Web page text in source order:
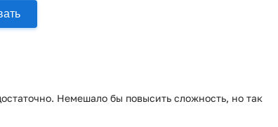
Немешало бы повысить сложность, но так